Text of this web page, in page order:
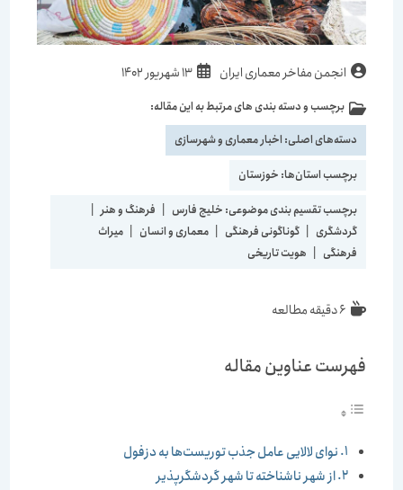
انجمن مفاخر معماری ایران 13 شهریور 1402
برچسب و دسته بندی های مرتبط به این مقاله:
دسته‌های اصلی:اخبار معماری و شهرسازی
برچسب استان‌ها:خوزستان
برچسب تقسیم بندی موضوعی:خلیج فارس | فرهنگ و هنر |
گردشگری | گوناگونی فرهنگی | معماری و انسان |
میراث
فرهنگی | هویت تاریخی
6 دقیقه مطالعه
فهرست عناوین مقاله
نوای لالایی عامل جذب توریست‌‌‌ها به دزفول
از شهر ناشناخته تا شهر گردشگرپذیر